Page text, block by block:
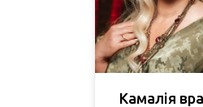
Камалія